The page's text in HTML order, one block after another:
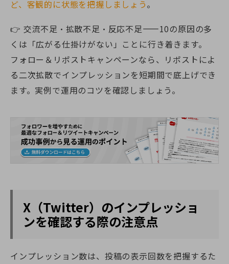
ど、客観的に状態を把握しましょう。
👉 交流不足・拡散不足・反応不足——10の原因の多
くは「広がる仕掛けがない」ことに行き着きます。
フォロー＆リポストキャンペーンなら、リポストによ
る二次拡散でインプレッションを短期間で底上げでき
ます。実例で運用のコツを確認しましょう。
X（Twitter）のインプレッショ
ンを確認する際の注意点
インプレッション数は、投稿の表示回数を把握するた